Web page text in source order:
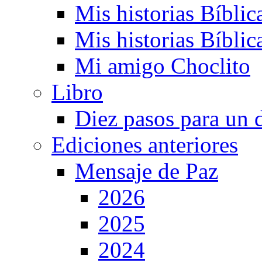
Mis historias
Mis historias
Mi amigo Choclito
Libro
Diez pasos para
Ediciones anteriores
Mensaje de Paz
2026
2025
2024